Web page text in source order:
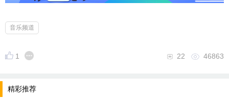
《向往》的旋律清新流畅，轻松愉悦，仿佛在晨曦的
音乐频道
1 46863
22
精彩推荐